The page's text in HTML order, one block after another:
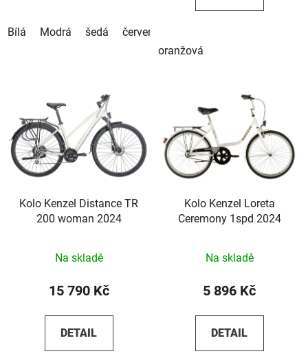
Bílá Modrá šedá červená
oranžová
Kolo Kenzel Distance TR
200 woman 2024
Na skladě
15 790 Kč
DETAIL
Kolo Kenzel Loreta
Ceremony 1spd 2024
Na skladě
5 896 Kč
DETAIL